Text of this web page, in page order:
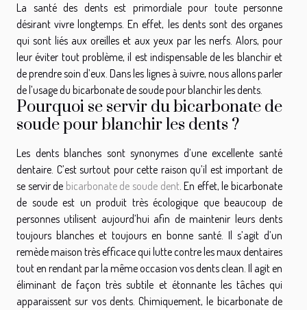
La santé des dents est primordiale pour toute personne
désirant vivre longtemps. En effet, les dents sont des organes
qui sont liés aux oreilles et aux yeux par les nerfs. Alors, pour
leur éviter tout problème, il est indispensable de les blanchir et
de prendre soin d’eux. Dans les lignes à suivre, nous allons parler
de l’usage du bicarbonate de soude pour blanchir les dents.
Pourquoi se servir du bicarbonate de
soude pour blanchir les dents ?
Les dents blanches sont synonymes d’une excellente santé
dentaire. C’est surtout pour cette raison qu’il est important de
se servir de bicarbonate de soude dent. En effet, le bicarbonate
de soude est un produit très écologique que beaucoup de
personnes utilisent aujourd’hui afin de maintenir leurs dents
toujours blanches et toujours en bonne santé. Il s’agit d’un
remède maison très efficace qui lutte contre les maux dentaires
tout en rendant par la même occasion vos dents clean. Il agit en
éliminant de façon très subtile et étonnante les tâches qui
apparaissent sur vos dents. Chimiquement, le bicarbonate de